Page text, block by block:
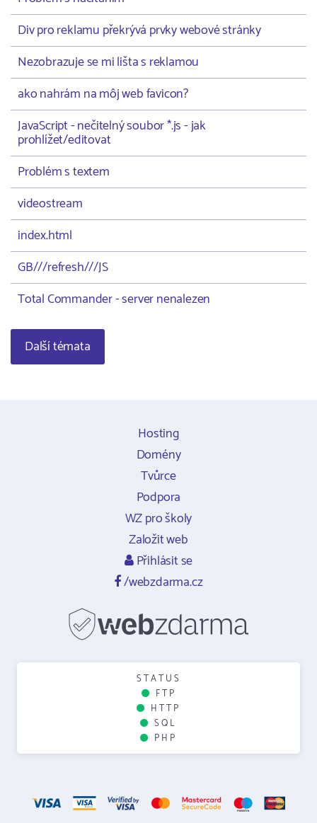
Div pro reklamu překrývá prvky webové stránky
Nezobrazuje se mi lišta s reklamou
ako nahrám na môj web favicon?
JavaScript - nečitelný soubor *.js - jak
prohlížet/editovat
Problém s textem
videostream
index.html
GB///refresh///JS
Total Commander - server nenalezen
Další témata
Hosting
Domény
Tvůrce
Podpora
WZ pro školy
Založit web
Přihlásit se
/webzdarma.cz
STATUS
FTP
HTTP
SQL
PHP